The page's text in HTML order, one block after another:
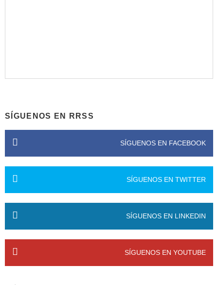
SÍGUENOS EN RRSS
SÍGUENOS EN FACEBOOK
SÍGUENOS EN TWITTER
SÍGUENOS EN LINKEDIN
SÍGUENOS EN YOUTUBE